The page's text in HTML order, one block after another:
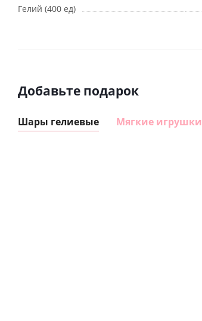
Гелий (400 ед)
Добавьте подарок
Шары гелиевые Мягкие игрушки